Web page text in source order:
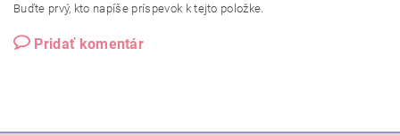
Buďte prvý, kto napíše príspevok k tejto položke.
Pridať komentár